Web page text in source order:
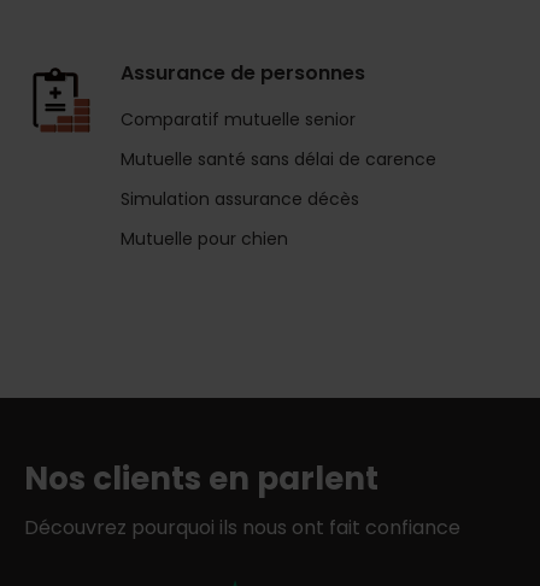
Assurance de personnes
Comparatif mutuelle senior
Mutuelle santé sans délai de carence
Simulation assurance décès
Mutuelle pour chien
Nos clients en parlent
Découvrez pourquoi ils nous ont fait confiance